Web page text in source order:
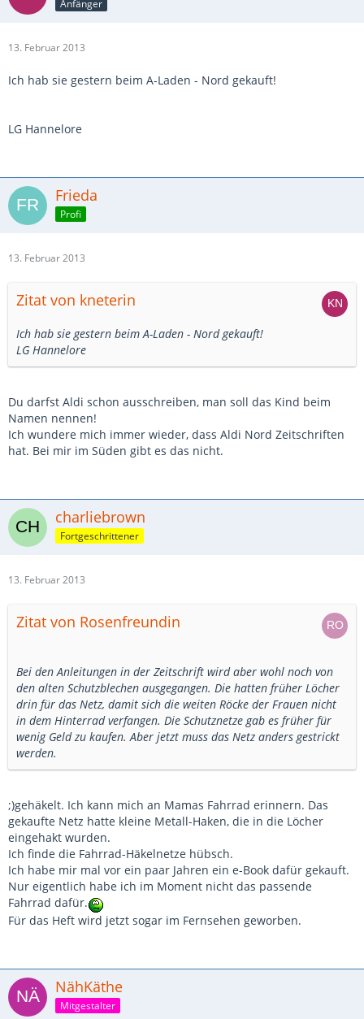
Anfänger
13. Februar 2013
Ich hab sie gestern beim A-Laden - Nord gekauft!
LG Hannelore
Frieda
Profi
13. Februar 2013
Zitat von kneterin
Ich hab sie gestern beim A-Laden - Nord gekauft!
LG Hannelore
Du darfst Aldi schon ausschreiben, man soll das Kind beim
Namen nennen!
Ich wundere mich immer wieder, dass Aldi Nord Zeitschriften
hat. Bei mir im Süden gibt es das nicht.
charliebrown
Fortgeschrittener
13. Februar 2013
Zitat von Rosenfreundin
Bei den Anleitungen in der Zeitschrift wird aber wohl noch von
den alten Schutzblechen ausgegangen. Die hatten früher Löcher
drin für das Netz, damit sich die weiten Röcke der Frauen nicht
in dem Hinterrad verfangen. Die Schutznetze gab es früher für
wenig Geld zu kaufen. Aber jetzt muss das Netz anders gestrickt
werden.
;)gehäkelt. Ich kann mich an Mamas Fahrrad erinnern. Das
gekaufte Netz hatte kleine Metall-Haken, die in die Löcher
eingehakt wurden.
Ich finde die Fahrrad-Häkelnetze hübsch.
Ich habe mir mal vor ein paar Jahren ein e-Book dafür gekauft.
Nur eigentlich habe ich im Moment nicht das passende
Fahrrad dafür.
Für das Heft wird jetzt sogar im Fernsehen geworben.
NähKäthe
Mitgestalter